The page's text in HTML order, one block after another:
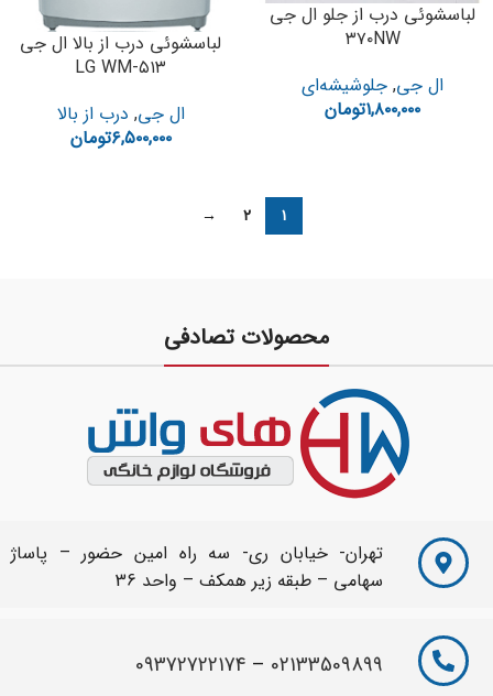
لباسشوئی درب از جلو ال جی
۳۷۰NW
ال جی, جلوشیشه‌ای
۱,۸۰۰,۰۰۰تومان
لباسشوئی درب از بالا ال جی
LG WM-۵۱۳
ال جی, درب از بالا
۶,۵۰۰,۰۰۰تومان
۱ ۲ →
محصولات تصادفی
تهران- خیابان ری- سه راه امین حضور – پاساژ
سهامی – طبقه زیر همکف – واحد 36
02133509899
–
09372722174